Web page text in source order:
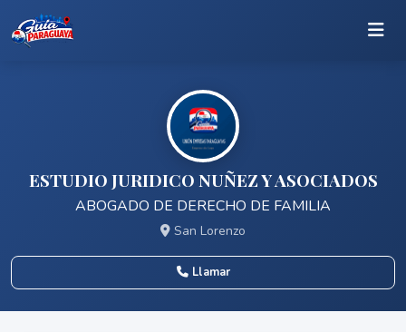
ESTUDIO JURIDICO NUÑEZ Y ASOCIADOS
ABOGADO DE DERECHO DE FAMILIA
San Lorenzo
Llamar